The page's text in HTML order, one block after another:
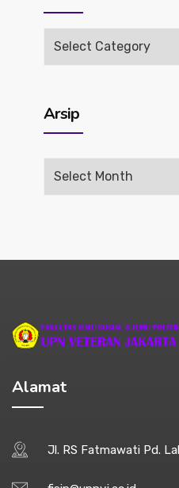
Rilis
Arsip
Arsip
Alamat
Jl. RS Fatmawati Pd.